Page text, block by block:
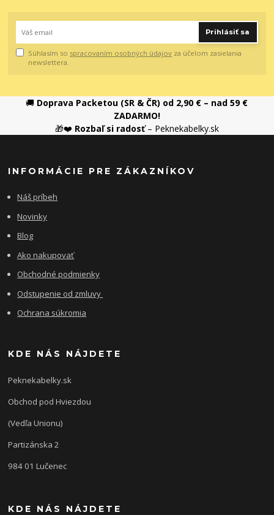
Prihlásiť sa
Súhlasím so spracovaním osobných údajov za účelom zasielania
newslettera.
🚚 Doprava Packetou (SR & ČR) od 2,90 € – nad 59 €
ZADARMO!
🎁❤️ Rozbaľ si radosť– Peknekabelky.sk
INFORMÁCIE PRE ZÁKAZNÍKOV
Náš príbeh
Novinky
Blog
Ako nakupovať
Obchodné podmienky
Odstupenie od zmluvy
Ochrana súkromia
KDE NÁS NÁJDETE
Peknekabelky.sk
Obchod pod Hviezdou
(Vedľa Unionu)
Partizánska 2
984 01 Lučenec
KDE NÁS NÁJDETE